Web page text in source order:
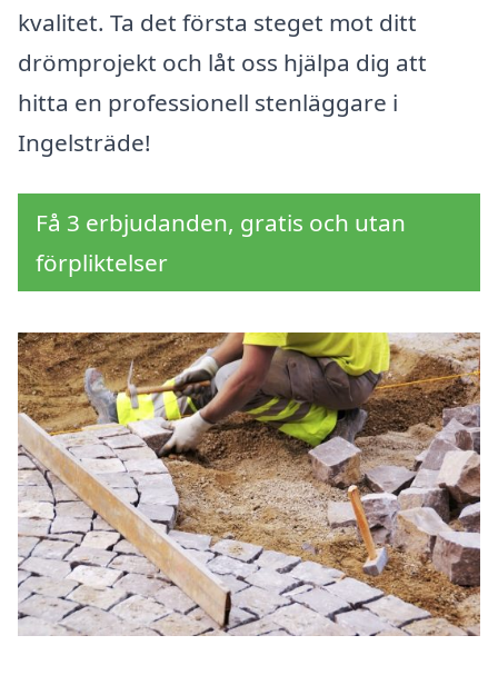
kvalitet. Ta det första steget mot ditt
drömprojekt och låt oss hjälpa dig att
hitta en professionell stenläggare i
Ingelsträde!
Få 3 erbjudanden, gratis och utan
förpliktelser